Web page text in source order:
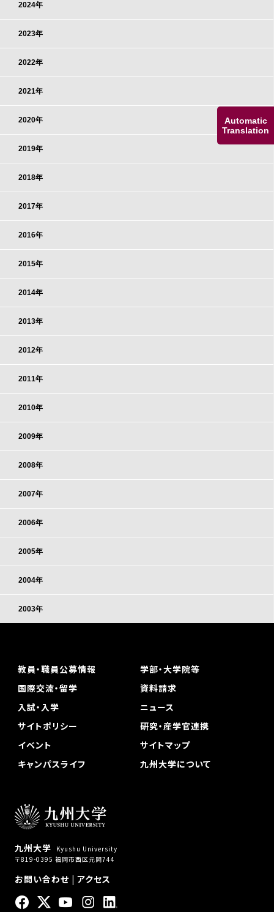
Automatic
Translation
2024年
2023年
2022年
2021年
2020年
2019年
2018年
2017年
2016年
2015年
2014年
2013年
2012年
2011年
2010年
2009年
2008年
2007年
2006年
2005年
2004年
2003年
九州大学
Kyushu University
〒819-0395 福岡市西区元岡744
お問い合わせ| アクセス
教員・職員公募情報
学部・大学院等
国際交流・留学
資料請求
入試・入学
ニュース
サイトポリシー
研究・産学官連携
イベント
サイトマップ
キャンパスライフ
九州大学について